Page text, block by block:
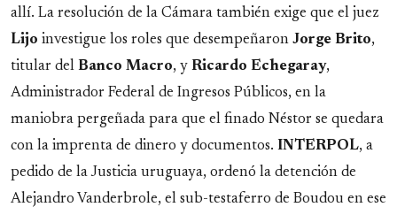
allí. La resolución de la Cámara también exige que el juez
Lijo investigue los roles que desempeñaron Jorge Brito,
titular del Banco Macro, y Ricardo Echegaray,
Administrador Federal de Ingresos Públicos, en la
maniobra pergeñada para que el finado Néstor se quedara
con la imprenta de dinero y documentos. INTERPOL, a
pedido de la Justicia uruguaya, ordenó la detención de
Alejandro Vanderbrole, el sub-testaferro de Boudou en ese